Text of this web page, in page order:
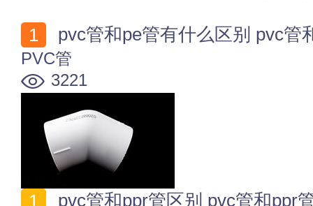
pvc管和pe管有什么区别 pvc管
PVC管
3221
pvc管和ppr管区别 pvc管和ppr